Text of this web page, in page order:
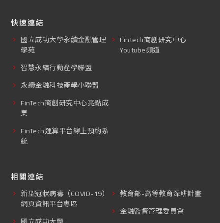
快速連結
國立成功大學永續金融管理
學苑
智慧永續行動產學聯盟
永續金融科技產學小聯盟
FinTech商創研究中心亮點成
果
FinTech運算平台線上預約系
統
Fintech商創研究中心
Youtube頻道
相關連結
新型冠狀病毒（COVID-19）
網頁資訊平台專區
教育部-高等教育深耕計畫
金融監督管理委員會